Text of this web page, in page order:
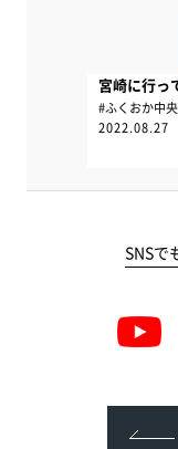
#ふくおか中
宮崎に行っ
2022.08.27
SNSで